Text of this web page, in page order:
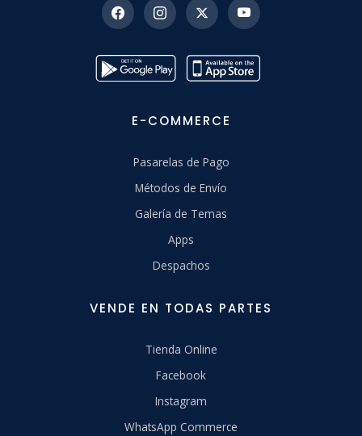
E-COMMERCE
Pasarelas de Pago
Métodos de Envío
Galería de Temas
Apps
Despachos
VENDE EN TODAS PARTES
Tienda Online
Facebook
Instagram
WhatsApp Commerce